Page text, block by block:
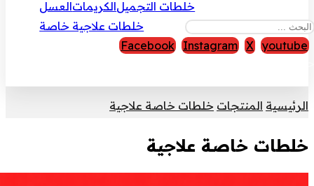
العسلالكريماتخلطات التجميل
خلطات علاجية خاصة
Facebook Instagram X youtube
الرئيسية المنتجات خلطات خاصة علاجية
خلطات خاصة علاجية